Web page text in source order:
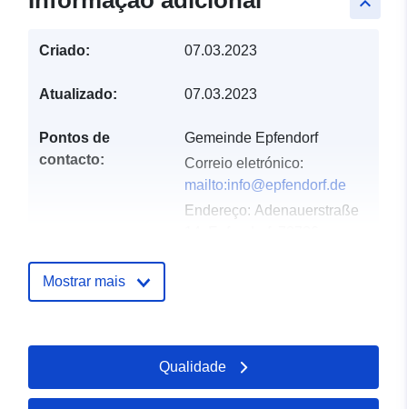
Criado: 07.03.2023
Atualizado: 07.03.2023
Pontos de
contacto:
Gemeinde Epfendorf
Correio eletrónico:
mailto:info@epfendorf.de
Endereço: Ade­nau­er­straße
Registo do
Acrescentado à data.europa.eu:
24 January 2026
Atualizado em data.europa.eu:
Mostrar mais
Qualidade